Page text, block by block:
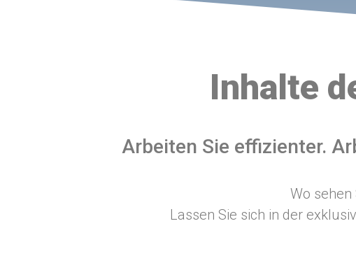
Inhalte
Arbeiten Sie effizienter.
Wo
Lassen Sie sich in der